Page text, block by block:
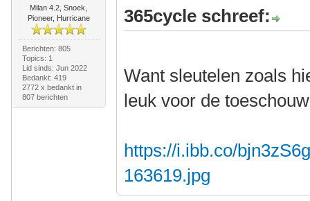
Milan 4.2, Snoek,
Pioneer, Hurricane
Berichten: 805
Topics: 1
Lid sinds: Jun 2022
Bedankt: 419
2772 x bedankt in
807 berichten
365cycle schreef:
Want sleutelen zoals
leuk voor de
https://i.ibb.co/
163619.jpg